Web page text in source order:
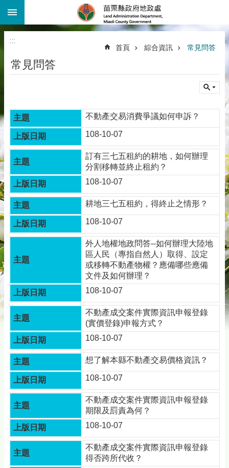
跳到主要內容區塊
搜
機
公
告
資
訊
查
詢
務
區
合
資
訊
專
區
詐
專
區
回
首
頁
:::
首頁 綜合資訊 常見問答
常見問答
不動產交易消費爭議如何申訴？
108-10-07
訂有三七五租約的耕地，如何辦理
分割移轉並終止租約？
108-10-07
耕地三七五租約，得終止之情形？
108-10-07
外人地權地政問答--如何辦理大陸地
區人民（專指自然人）取得、設定
或移轉不動產物權？應備哪些應備
文件及如何辦理？
108-10-07
不動產成交案件實際資訊申報登錄
(實價登錄)申報方式？
108-10-07
想了解本縣不動產交易價格資訊？
108-10-07
不動產成交案件實際資訊申報登錄
期限及罰責為何？
108-10-07
不動產成交案件實際資訊申報登錄
得否跨所代收？